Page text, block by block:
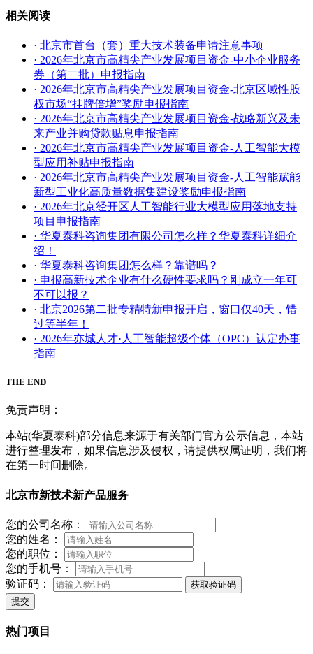
相关阅读
· 北京市首台（套）重大技术装备申请注意事项
· 2026年北京市高精尖产业发展项目资金-中小企业服务
券（第二批）申报指南
· 2026年北京市高精尖产业发展项目资金-北京区域性股
权市场“挂牌倍增”奖励申报指南
· 2026年北京市高精尖产业发展项目资金-战略新兴及未
来产业并购贷款贴息申报指南
· 2026年北京市高精尖产业发展项目资金-人工智能大模
型应用补贴申报指南
· 2026年北京市高精尖产业发展项目资金-人工智能赋能
新型工业化高质量数据集建设奖励申报指南
· 2026年北京经开区人工智能行业大模型应用落地支持
项目申报指南
· 华夏泰科咨询集团有限公司怎么样？华夏泰科详细介
绍！
· 华夏泰科咨询集团怎么样？靠谱吗？
· 申报高新技术企业有什么硬性要求吗？刚成立一年可
不可以报？
· 北京2026第二批专精特新申报开启，窗口仅40天，错
过等半年！
· 2026年亦城人才·人工智能超级个体（OPC）认定办事
指南
THE END
免责声明：
本站(华夏泰科)部分信息来源于有关部门官方公示信息，本站
进行整理发布，如果信息涉及侵权，请提供权属证明，我们将
在第一时间删除。
北京市新技术新产品服务
您的公司名称：
您的姓名：
您的职位：
您的手机号：
验证码：
获取验证码
提交
热门项目